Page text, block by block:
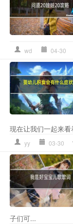
wd 04-30
现在让我们一起来
yy 03-30
子们可...